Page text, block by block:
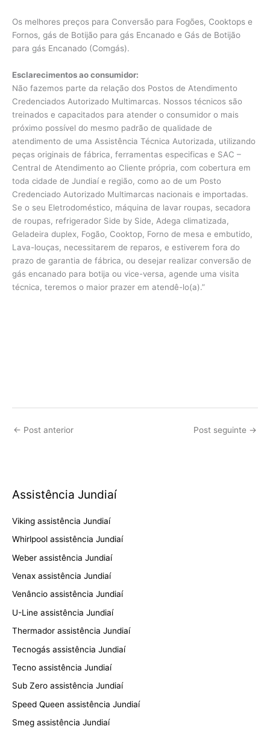
Os melhores preços para Conversão para Fogões, Cooktops e
Fornos, gás de Botijão para gás Encanado e Gás de Botijão
para gás Encanado (Comgás).
Esclarecimentos ao consumidor:
Não fazemos parte da relação dos Postos de Atendimento
Credenciados Autorizado Multimarcas. Nossos técnicos são
treinados e capacitados para atender o consumidor o mais
próximo possível do mesmo padrão de qualidade de
atendimento de uma Assistência Técnica Autorizada, utilizando
peças originais de fábrica, ferramentas especificas e SAC –
Central de Atendimento ao Cliente própria, com cobertura em
toda cidade de Jundiaí e região, como ao de um Posto
Credenciado Autorizado Multimarcas nacionais e importadas.
Se o seu Eletrodoméstico, máquina de lavar roupas, secadora
de roupas, refrigerador Side by Side, Adega climatizada,
Geladeira duplex, Fogão, Cooktop, Forno de mesa e embutido,
Lava-louças, necessitarem de reparos, e estiverem fora do
prazo de garantia de fábrica, ou desejar realizar conversão de
gás encanado para botija ou vice-versa, agende uma visita
técnica, teremos o maior prazer em atendê-lo(a).”
← Post anterior Post seguinte →
Assistência Jundiaí
Viking assistência Jundiaí
Whirlpool assistência Jundiaí
Weber assistência Jundiaí
Venax assistência Jundiaí
Venâncio assistência Jundiaí
U-Line assistência Jundiaí
Thermador assistência Jundiaí
Tecnogás assistência Jundiaí
Tecno assistência Jundiaí
Sub Zero assistência Jundiaí
Speed Queen assistência Jundiaí
Smeg assistência Jundiaí